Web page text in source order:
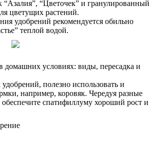
“Азалия”, “Цветочек” и гранулированный
цветущих растений.
удобрений рекомендуется обильно
теплой водой.
домашних условиях: виды, пересадка и
полезно использовать и
например, коровяк. Чередуя разные
спатифиллуму хороший рост и